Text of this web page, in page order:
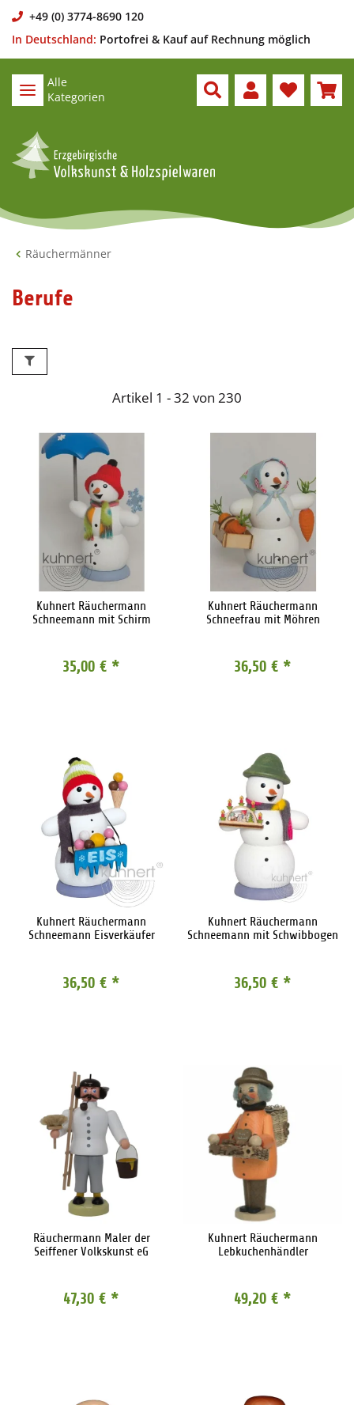
+49 (0) 3774-8690 120
In Deutschland: Portofrei & Kauf auf Rechnung möglich
Alle
Kategorien
Räuchermänner
Berufe
Artikel 1 - 32 von 230
Kuhnert Räuchermann
Schneemann mit Schirm
35,00 € *
Kuhnert Räuchermann
Schneefrau mit Möhren
36,50 € *
Kuhnert Räuchermann
Schneemann Eisverkäufer
36,50 € *
Kuhnert Räuchermann
Schneemann mit Schwibbogen
36,50 € *
Räuchermann Maler der
Seiffener Volkskunst eG
47,30 € *
Kuhnert Räuchermann
Lebkuchenhändler
49,20 € *